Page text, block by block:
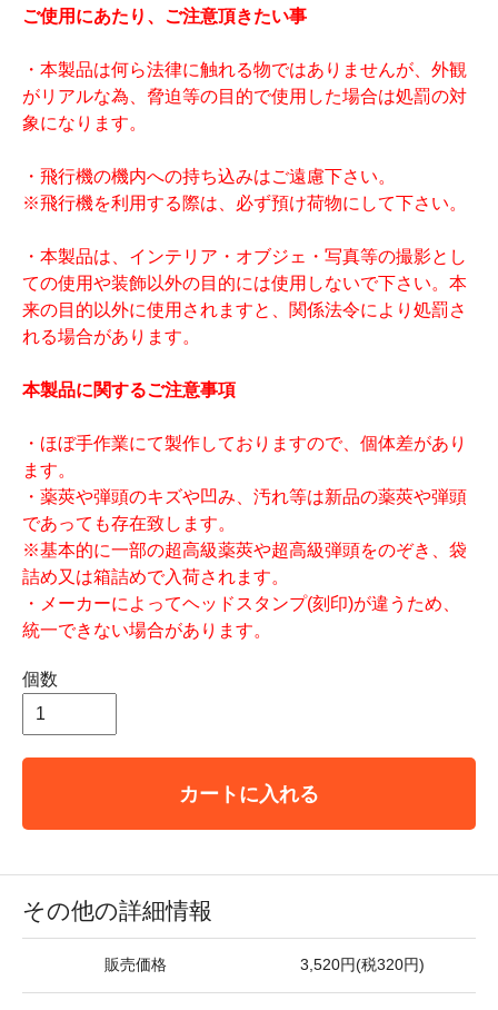
ご使用にあたり、ご注意頂きたい事
・本製品は何ら法律に触れる物ではありませんが、外観
がリアルな為、脅迫等の目的で使用した場合は処罰の対
象になります。
・飛行機の機内への持ち込みはご遠慮下さい。
※飛行機を利用する際は、必ず預け荷物にして下さい。
・本製品は、インテリア・オブジェ・写真等の撮影とし
ての使用や装飾以外の目的には使用しないで下さい。本
来の目的以外に使用されますと、関係法令により処罰さ
れる場合があります。
本製品に関するご注意事項
・ほぼ手作業にて製作しておりますので、個体差があり
ます。
・薬莢や弾頭のキズや凹み、汚れ等は新品の薬莢や弾頭
であっても存在致します。
※基本的に一部の超高級薬莢や超高級弾頭をのぞき、袋
詰め又は箱詰めで入荷されます。
・メーカーによってヘッドスタンプ(刻印)が違うため、
統一できない場合があります。
個数
カートに入れる
その他の詳細情報
販売価格 3,520円(税320円)